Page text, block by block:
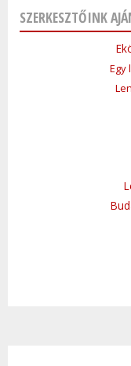
SZERKESZTŐINK
Egy